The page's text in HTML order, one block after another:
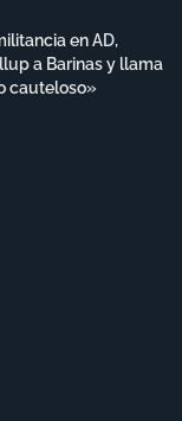
en AD,
a Barinas y llama
cauteloso»